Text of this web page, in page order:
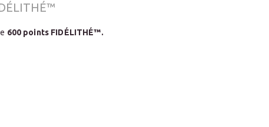
600 points FIDÉLITHÉ™.